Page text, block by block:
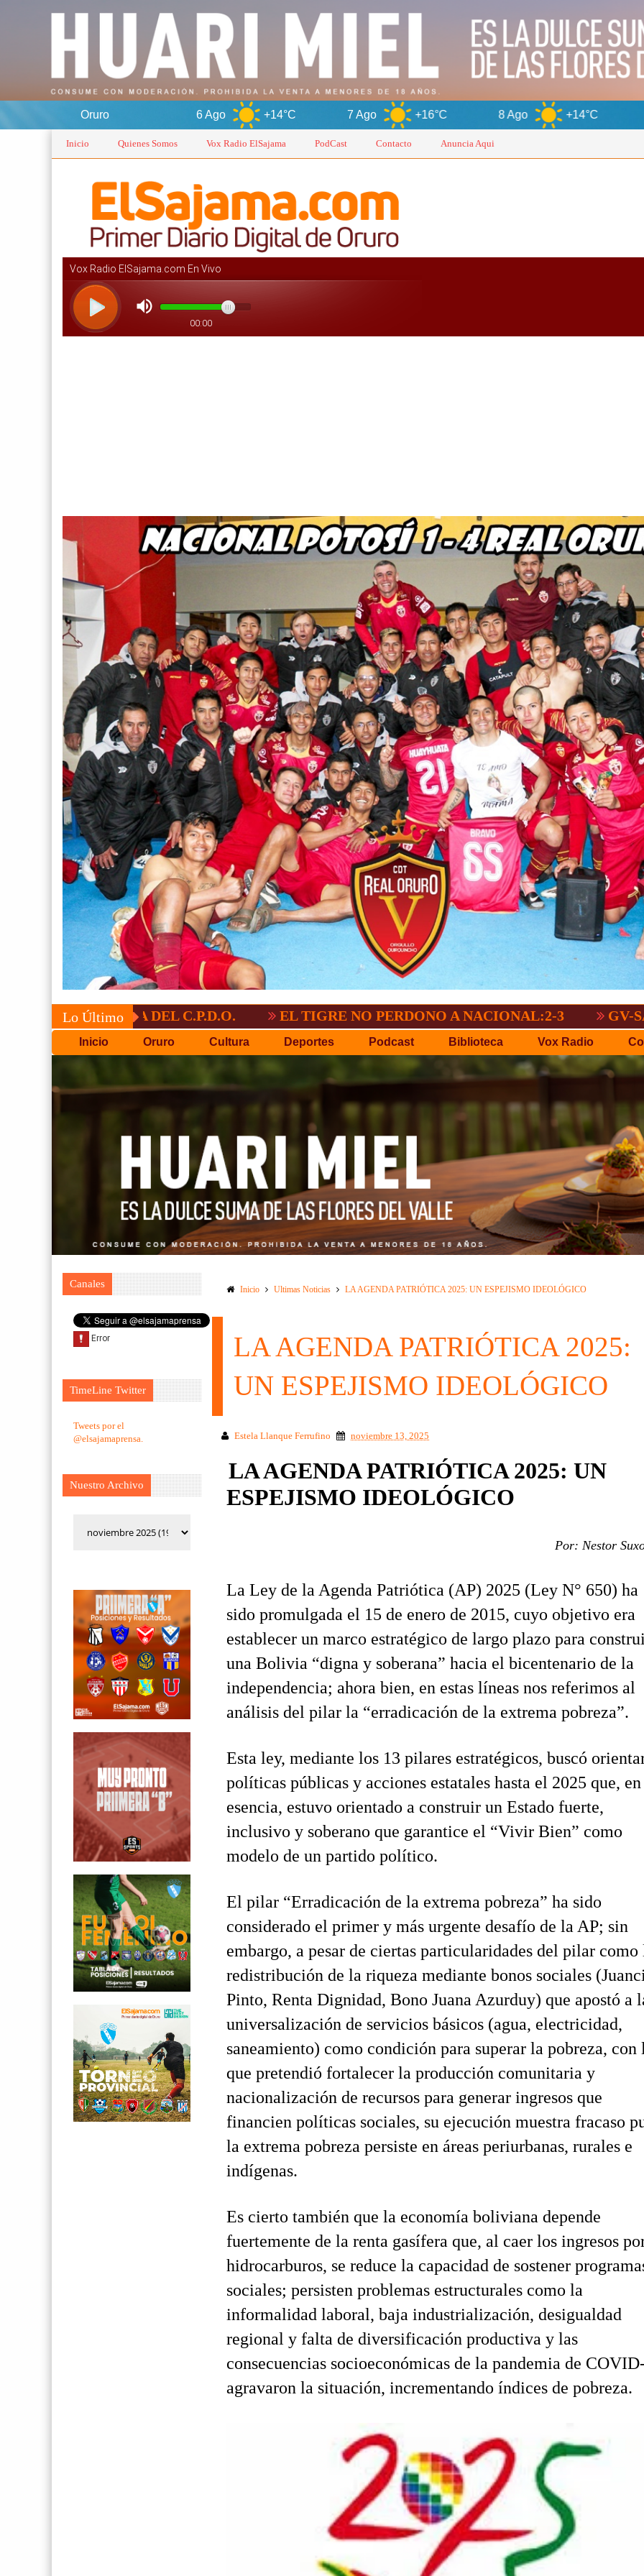
+14°C 7 Ago +16°C 8 Ago +14°C 9 Ago
Inicio Quienes Somos Vox Radio ElSajama PodCast Contacto Anuncia Aqui
Lo Último
DEL C.P.D.O. EL TIGRE NO PERDONO A NACIONAL:2-3 GV-SAN JOSÉ,
Inicio Oruro Cultura Deportes Podcast Biblioteca Vox Radio
Canales
TimeLine Twitter
Tweets por el
@elsajamaprensa.
Nuestro Archivo
Inicio Ultimas Noticias LA AGENDA PATRIÓTICA 2025: UN ESPEJISMO IDEOLÓGICO
LA AGENDA PATRIÓTICA 2025:
UN ESPEJISMO IDEOLÓGICO
Estela Llanque Ferrufino noviembre 13, 2025
LA AGENDA PATRIÓTICA 2025: UN
ESPEJISMO IDEOLÓGICO
Por: Nestor
La Ley de la Agenda Patriótica (AP) 2025 (Ley N° 650) ha
sido promulgada el 15 de enero de 2015, cuyo objetivo era
establecer un marco estratégico de largo plazo para
una Bolivia “digna y soberana” hacia el bicentenario de la
independencia; ahora bien, en estas líneas nos referimos al
análisis del pilar la “erradicación de la extrema pobreza”.
Esta ley, mediante los 13 pilares estratégicos, buscó
políticas públicas y acciones estatales hasta el 2025 que, en
esencia, estuvo orientado a construir un Estado fuerte,
inclusivo y soberano que garantice el “Vivir Bien” como
modelo de un partidopolítico.
El pilar “Erradicación de la extrema pobreza” ha sido
considerado el primer y más urgente desafío de la AP; sin
embargo, a pesar de ciertas particularidades del pilar como
redistribución de la riqueza mediante bonos sociales
Pinto, Renta Dignidad, Bono Juana Azurduy) que apostó a
universalización de servicios básicos (agua, electricidad,
saneamiento) como condición para superar la pobreza, con
que pretendió fortalecer la producción comunitaria y
nacionalización de recursos para generar ingresos que
financien políticas sociales, su ejecución muestra fracaso
la extrema pobreza persiste en áreas periurbanas, rurales e
indígenas.
Es cierto también que la economía boliviana depende
fuertemente de la renta gasífera que, al caer los ingresos
hidrocarburos, se reduce la capacidad de sostener
sociales; persisten problemas estructurales como la
informalidad laboral, baja industrialización, desigualdad
regional y falta de diversificación productiva y las
consecuencias socioeconómicas de la pandemia de
agravaron la situación, incrementando índices de pobreza.